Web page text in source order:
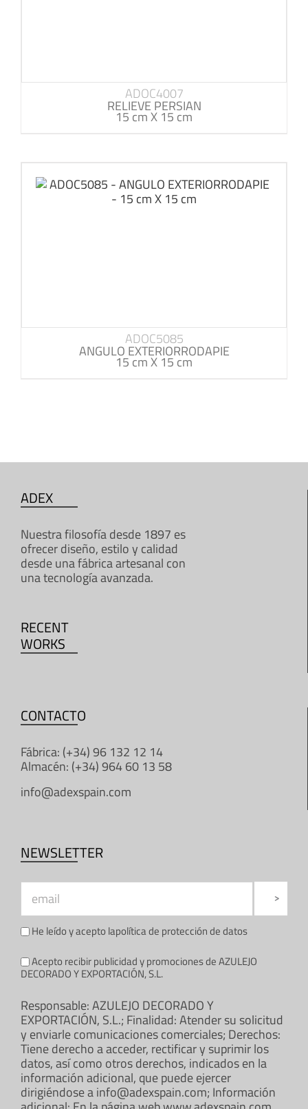
ADOC4007
RELIEVE PERSIAN
15 cm X 15 cm
ADOC5085
ANGULO EXTERIORRODAPIE
15 cm X 15 cm
ADEX
Nuestra filosofía desde 1897 es
ofrecer diseño, estilo y calidad
desde una fábrica artesanal con
una tecnología avanzada.
RECENT
WORKS
CONTACTO
Fábrica: (+34) 96 132 12 14
Almacén: (+34) 964 60 13 58
info@adexspain.com
NEWSLETTER
He leído y acepto lapolítica de protección de datos
Acepto recibir publicidad y promociones de AZULEJO
DECORADO Y EXPORTACIÓN, S.L.
Responsable: AZULEJO DECORADO Y
EXPORTACIÓN, S.L.; Finalidad: Atender su solicitud
y enviarle comunicaciones comerciales; Derechos:
Tiene derecho a acceder, rectificar y suprimir los
datos, así como otros derechos, indicados en la
información adicional, que puede ejercer
dirigiéndose a info@adexspain.com; Información